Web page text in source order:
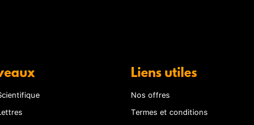
Liens utiles
Nos offres
Termes et conditions